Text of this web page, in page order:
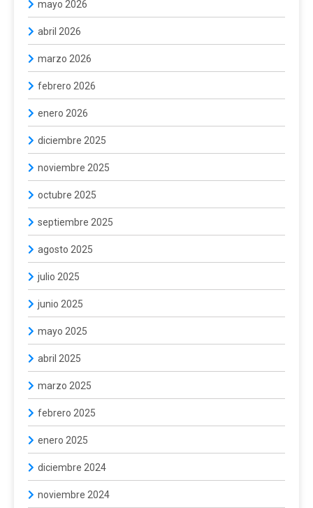
mayo 2026
abril 2026
marzo 2026
febrero 2026
enero 2026
diciembre 2025
noviembre 2025
octubre 2025
septiembre 2025
agosto 2025
julio 2025
junio 2025
mayo 2025
abril 2025
marzo 2025
febrero 2025
enero 2025
diciembre 2024
noviembre 2024